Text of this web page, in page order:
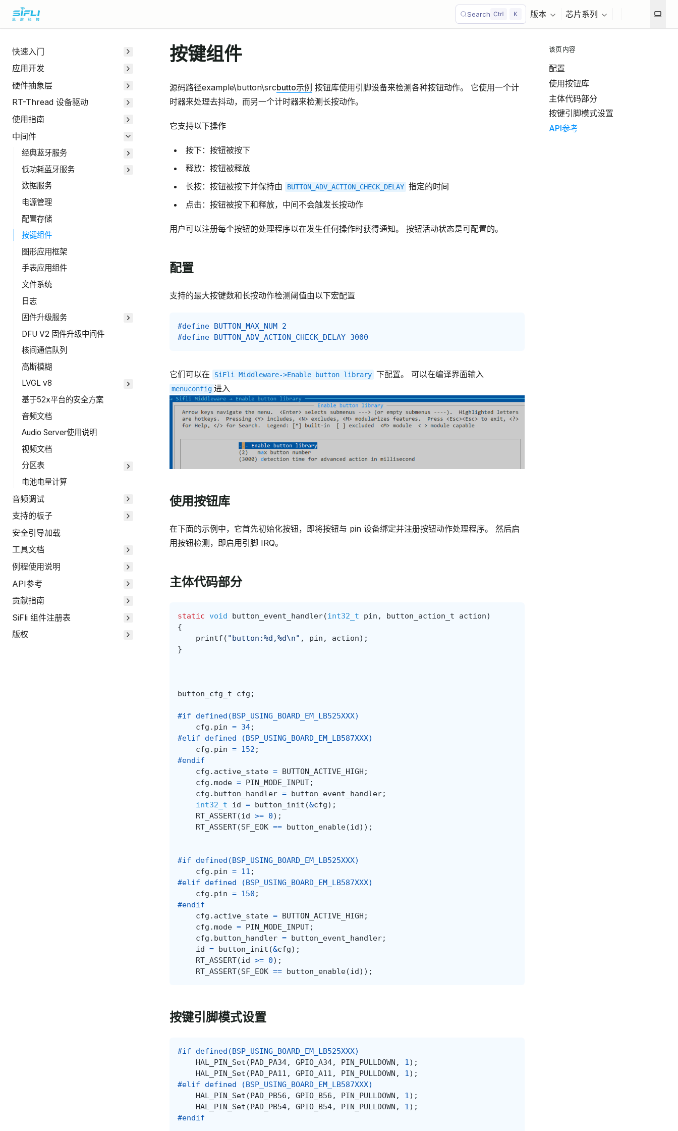
Search 版本 芯片系列
快速入门
应用开发
硬件抽象层
RT-Thread 设备驱动
使用指南
中间件
经典蓝牙服务
低功耗蓝牙服务
数据服务
电源管理
配置存储
按键组件
图形应用框架
手表应用组件
文件系统
日志
固件升级服务
DFU V2 固件升级中间件
核间通信队列
高斯模糊
LVGL v8
基于52x平台的安全方案
音频文档
Audio Server使用说明
视频文档
分区表
电池电量计算
音频调试
支持的板子
安全引导加载
工具文档
例程使用说明
API参考
贡献指南
SiFli 组件注册表
版权
该页内容
配置
使用按钮库
主体代码部分
按键引脚模式设置
API参考
按键组件
源码路径example\button\srcbutto示例 按钮库使用引脚设备来检测各种按钮动作。 它使用一个计
时器来处理去抖动，而另一个计时器来检测长按动作。
它支持以下操作
按下：按钮被按下
释放：按钮被释放
长按：按钮被按下并保持由
BUTTON_ADV_ACTION_CHECK_DELAY 指定的时间
点击：按钮被按下和释放，中间不会触发长按动作
用户可以注册每个按钮的处理程序以在发生任何操作时获得通知。 按钮活动状态是可配置的。
配置
支持的最大按键数和长按动作检测阈值由以下宏配置
#define BUTTON_MAX_NUM 2
#define BUTTON_ADV_ACTION_CHECK_DELAY 3000
它们可以在 SiFli Middleware->Enable button library 下配置。 可以在编译界面输入
menuconfig 进入
使用按钮库
在下面的示例中，它首先初始化按钮，即将按钮与 pin 设备绑定并注册按钮动作处理程序。 然后启
用按钮检测，即启用引脚 IRQ。
主体代码部分
static void button_event_handler(int32_t pin , button_action_t action)
{
printf ( "button:%d,%d\n" , pin , action);
}
button_cfg_t cfg ;
#if defined(BSP_USING_BOARD_EM_LB525XXX)
cfg . pin = 34;
#elif defined (BSP_USING_BOARD_EM_LB587XXX)
cfg . pin = 152 ;
#endif
cfg . active_state = BUTTON_ACTIVE_HIGH ;
cfg .mode = PIN_MODE_INPUT;
cfg . button_handler = button_event_handler;
int32_t
id = button_init (&cfg);
RT_ASSERT(id >= 0);
RT_ASSERT(SF_EOK == button_enable(id));
#if defined(BSP_USING_BOARD_EM_LB525XXX)
cfg . pin = 11 ;
#elif defined (BSP_USING_BOARD_EM_LB587XXX)
cfg . pin = 150 ;
#endif
cfg . active_state = BUTTON_ACTIVE_HIGH ;
cfg .mode = PIN_MODE_INPUT;
cfg . button_handler = button_event_handler;
id = button_init (&cfg);
RT_ASSERT(id >= 0);
RT_ASSERT(SF_EOK == button_enable(id));
按键引脚模式设置
#if defined(BSP_USING_BOARD_EM_LB525XXX)
HAL_PIN_Set (PAD_PA34, GPIO_A34, PIN_PULLDOWN , 1);
HAL_PIN_Set (PAD_PA11 , GPIO_A11 , PIN_PULLDOWN , 1);
#elif defined (BSP_USING_BOARD_EM_LB587XXX)
HAL_PIN_Set (PAD_PB56 , GPIO_B56 , PIN_PULLDOWN , 1);
HAL_PIN_Set (PAD_PB54, GPIO_B54, PIN_PULLDOWN , 1);
#endif